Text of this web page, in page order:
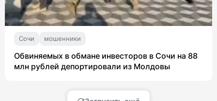
Сочи мошенники
Обвиняемых в обмане инвесторов в Сочи на 88
млн рублей депортировали из Молдовы